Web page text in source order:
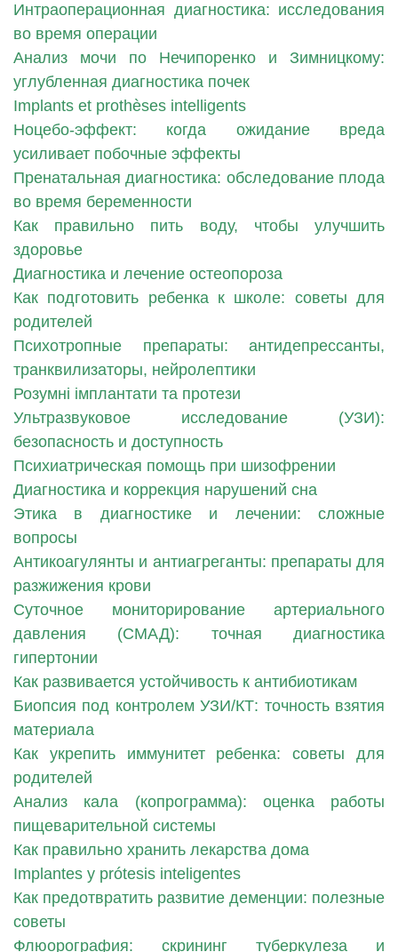
Интраоперационная диагностика: исследования
во время операции
Анализ мочи по Нечипоренко и Зимницкому:
углубленная диагностика почек
Implants et prothèses intelligents
Ноцебо-эффект: когда ожидание вреда
усиливает побочные эффекты
Пренатальная диагностика: обследование плода
во время беременности
Как правильно пить воду, чтобы улучшить
здоровье
Диагностика и лечение остеопороза
Как подготовить ребенка к школе: советы для
родителей
Психотропные препараты: антидепрессанты,
транквилизаторы, нейролептики
Розумні імплантати та протези
Ультразвуковое исследование (УЗИ):
безопасность и доступность
Психиатрическая помощь при шизофрении
Диагностика и коррекция нарушений сна
Этика в диагностике и лечении: сложные
вопросы
Антикоагулянты и антиагреганты: препараты для
разжижения крови
Суточное мониторирование артериального
давления (СМАД): точная диагностика
гипертонии
Как развивается устойчивость к антибиотикам
Биопсия под контролем УЗИ/КТ: точность взятия
материала
Как укрепить иммунитет ребенка: советы для
родителей
Анализ кала (копрограмма): оценка работы
пищеварительной системы
Как правильно хранить лекарства дома
Implantes y prótesis inteligentes
Как предотвратить развитие деменции: полезные
советы
Флюорография: скрининг туберкулеза и